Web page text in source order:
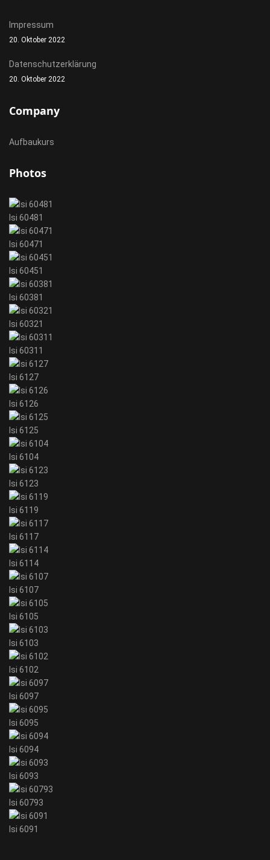
Impressum
20. Oktober 2022
Datenschutzerklärung
20. Oktober 2022
Company
Aufbaukurs
Photos
Isi 60481
Isi 60471
Isi 60451
Isi 60381
Isi 60321
Isi 60311
Isi 6127
Isi 6126
Isi 6125
Isi 6104
Isi 6123
Isi 6119
Isi 6117
Isi 6114
Isi 6107
Isi 6105
Isi 6103
Isi 6102
Isi 6097
Isi 6095
Isi 6094
Isi 6093
Isi 60793
Isi 6091